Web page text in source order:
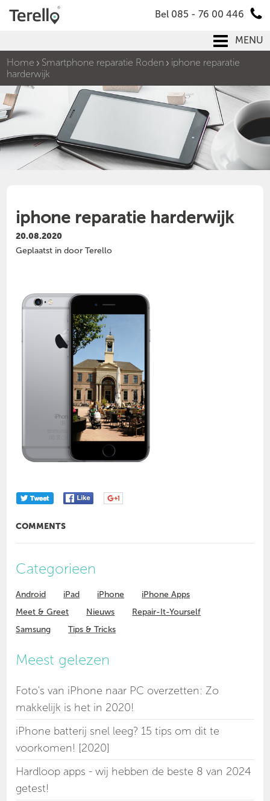
Bel 085 - 76 00 446
MENU
Home
Smartphone reparatie Roden
iphone reparatie
harderwijk
iphone reparatie harderwijk
20.08.2020
Geplaatst in door Terello
COMMENTS
Categorieen
Android iPad iPhone
iPhone Apps
Meet & Greet
Nieuws
Repair-It-Yourself
Samsung
Tips & Tricks
Meest gelezen
Foto's van iPhone naar PC overzetten: Zo
makkelijk is het in 2020!
iPhone batterij snel leeg? 15 tips om dit te
voorkomen! [2020]
Hardloop apps - wij hebben de beste 8 van 2024
getest!